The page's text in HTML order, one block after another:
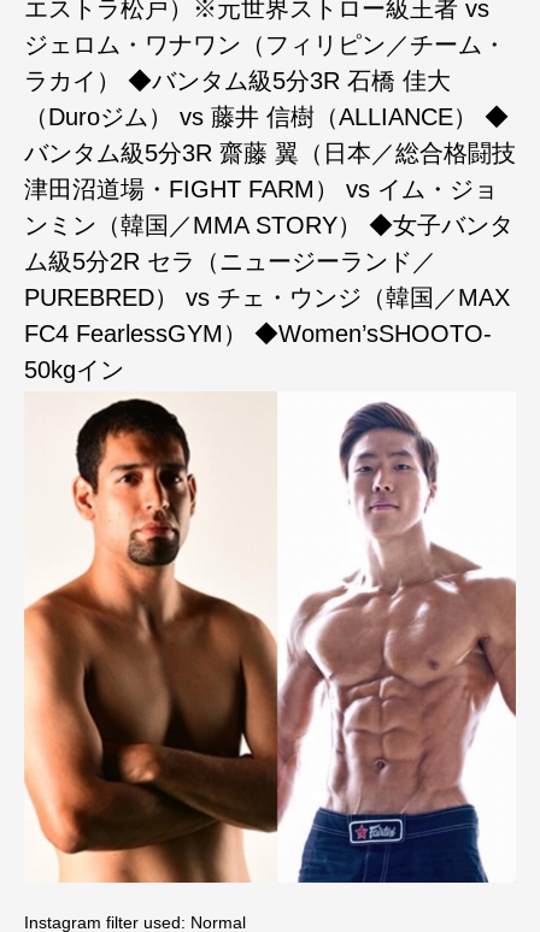
エストラ松戸）※元世界ストロー級王者 vs
ジェロム・ワナワン（フィリピン／チーム・
ラカイ） ◆バンタム級5分3R 石橋 佳大
（Duroジム） vs 藤井 信樹（ALLIANCE） ◆
バンタム級5分3R 齋藤 翼（日本／総合格闘技
津田沼道場・FIGHT FARM） vs イム・ジョ
ンミン（韓国／MMA STORY） ◆女子バンタ
ム級5分2R セラ（ニュージーランド／
PUREBRED） vs チェ・ウンジ（韓国／MAX
FC4 FearlessGYM） ◆Women’sSHOOTO-
50kgイン
Instagram filter used: Normal